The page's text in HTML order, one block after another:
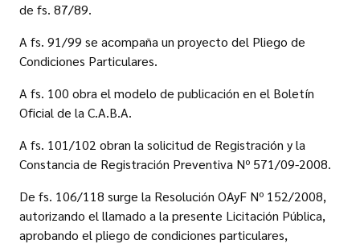
de fs. 87/89.
A fs. 91/99 se acompaña un proyecto del Pliego de
Condiciones Particulares.
A fs. 100 obra el modelo de publicación en el Boletín
Oficial de la C.A.B.A.
A fs. 101/102 obran la solicitud de Registración y la
Constancia de Registración Preventiva Nº 571/09-2008.
De fs. 106/118 surge la Resolución OAyF Nº 152/2008,
autorizando el llamado a la presente Licitación Pública,
aprobando el pliego de condiciones particulares,